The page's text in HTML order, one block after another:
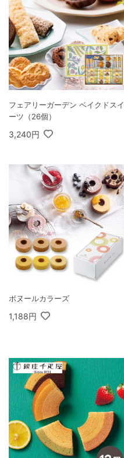
フェアリーガーデン ベイクドスイ
ーツ（26個）
3,240円
ボヌールカラーズ
1,188円